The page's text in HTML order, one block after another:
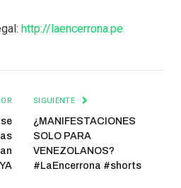
http://laencerrona.pe
SIGUIENTE
¿MANIFESTACIONES
SOLO PARA
VENEZOLANOS?
#LaEncerrona #shorts